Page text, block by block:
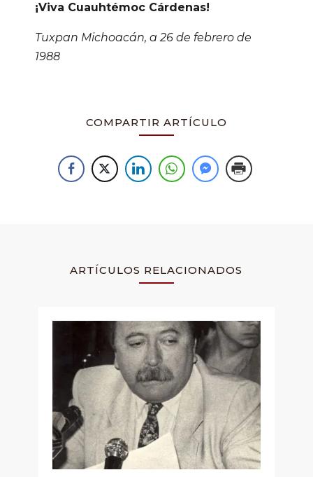
¡Viva Cuauhtémoc Cárdenas!
Tuxpan Michoacán, a 26 de febrero de
1988
COMPARTIR ARTÍCULO
ARTÍCULOS RELACIONADOS